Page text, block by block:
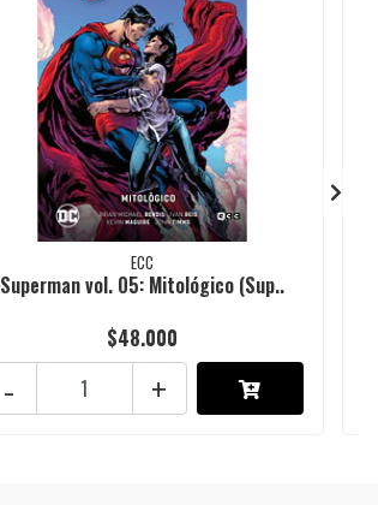
ECC
Superman vol. 05: Mitológico (Sup..
$48.000
+
-